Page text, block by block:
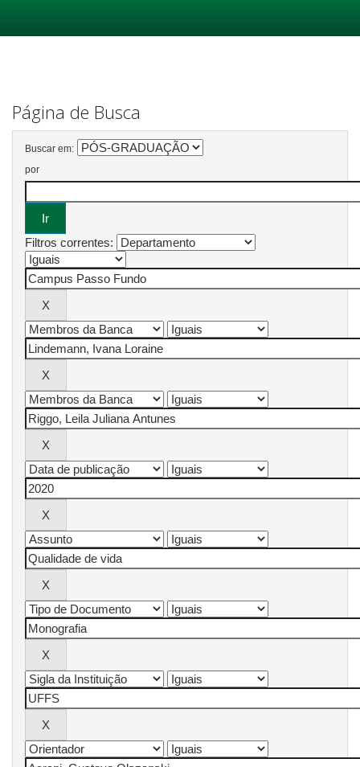
Página de Busca
Buscar em:
por
Filtros correntes: